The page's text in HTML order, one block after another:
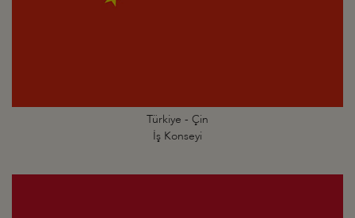
Türkiye - Çin
İş Konseyi